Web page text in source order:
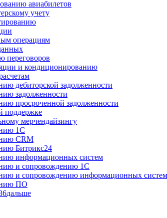
авиабилетов
учету
операциям
переговоров
и кондиционированию
дебиторской задолженности
задолженности
просроченной задолженности
поддержке
мерчендайзингу
1С
CRM
Битрикс24
информационных систем
и сопровождению 1С
и сопровождению информационных систем
ПО
дальше